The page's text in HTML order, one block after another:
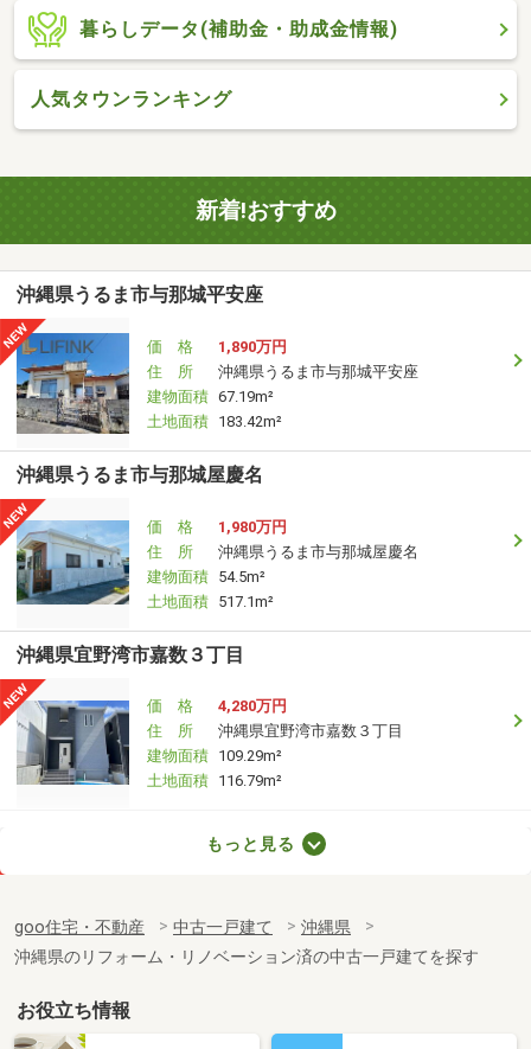
暮らしデータ(補助金・助成金情報)
人気タウンランキング
新着!おすすめ
沖縄県うるま市与那城平安座
価 格
1,890万円
住 所
沖縄県うるま市与那城平安座
建物面積 67.19m²
土地面積 183.42m²
沖縄県うるま市与那城屋慶名
価 格
1,980万円
住 所
沖縄県うるま市与那城屋慶名
建物面積 54.5m²
土地面積 517.1m²
沖縄県宜野湾市嘉数３丁目
価 格
4,280万円
住 所
沖縄県宜野湾市嘉数３丁目
建物面積 109.29m²
土地面積 116.79m²
沖縄県那覇市三原３丁目
建物面積 108.56m²
土地面積 141.79m²
沖縄県宜野湾市嘉数２丁目
もっと見る
goo住宅・不動産 中古一戸建て
沖縄県
沖縄県のリフォーム・リノベーション済の中古一戸建てを探す
お役立ち情報